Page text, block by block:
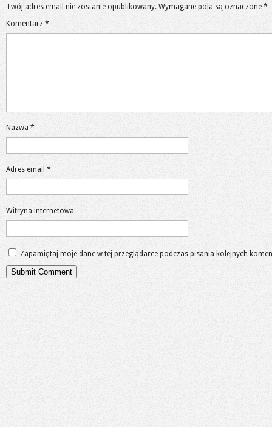
Twój adres email nie zostanie opublikowany. Wymagane pola są oznaczone *
Komentarz *
Nazwa *
Adres email *
Witryna internetowa
Zapamiętaj moje dane w tej przeglądarce podczas pisania kolejnych